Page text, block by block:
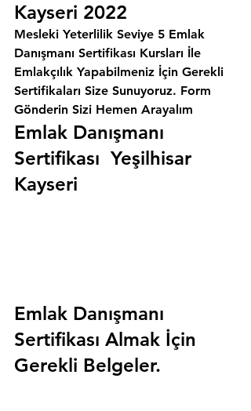
Kayseri 2022
Mesleki Yeterlilik Seviye 5 Emlak
Danışmanı Sertifikası Kursları İle
Emlakçılık Yapabilmeniz İçin Gerekli
Sertifikaları Size Sunuyoruz. Form
Gönderin Sizi Hemen Arayalım
Emlak Danışmanı
Sertifikası  Yeşilhisar
Kayseri
Emlak Danışmanı
Sertifikası Almak İçin
Gerekli Belgeler.